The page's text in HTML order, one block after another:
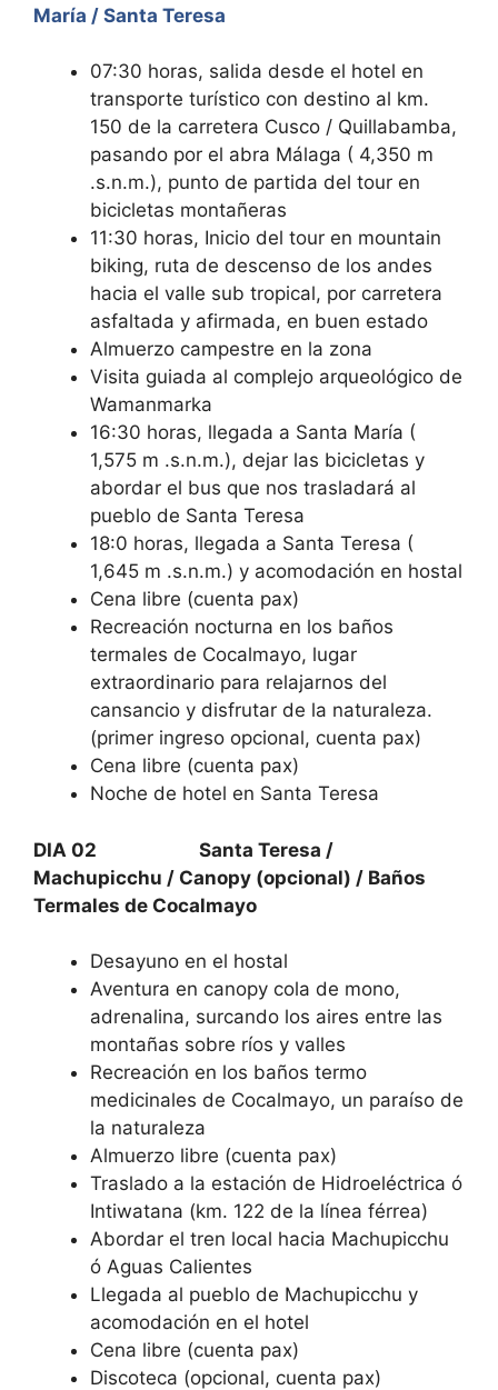
María / Santa Teresa
07:30 horas, salida desde el hotel en
transporte turístico con destino al km.
150 de la carretera Cusco / Quillabamba,
pasando por el abra Málaga ( 4,350 m
.s.n.m.), punto de partida del tour en
bicicletas montañeras
11:30 horas, Inicio del tour en mountain
biking, ruta de descenso de los andes
hacia el valle sub tropical, por carretera
asfaltada y afirmada, en buen estado
Almuerzo campestre en la zona
Visita guiada al complejo arqueológico de
Wamanmarka
16:30 horas, llegada a Santa María (
1,575 m .s.n.m.), dejar las bicicletas y
abordar el bus que nos trasladará al
pueblo de Santa Teresa
18:0 horas, llegada a Santa Teresa (
1,645 m .s.n.m.) y acomodación en hostal
Cena libre (cuenta pax)
Recreación nocturna en los baños
termales de Cocalmayo, lugar
extraordinario para relajarnos del
cansancio y disfrutar de la naturaleza.
(primer ingreso opcional, cuenta pax)
Cena libre (cuenta pax)
Noche de hotel en Santa Teresa
DIA 02 Santa Teresa /
Machupicchu / Canopy (opcional) / Baños
Termales de Cocalmayo
Desayuno en el hostal
Aventura en canopy cola de mono,
adrenalina, surcando los aires entre las
montañas sobre ríos y valles
Recreación en los baños termo
medicinales de Cocalmayo, un paraíso de
la naturaleza
Almuerzo libre (cuenta pax)
Traslado a la estación de Hidroeléctrica ó
Intiwatana (km. 122 de la línea férrea)
Abordar el tren local hacia Machupicchu
ó Aguas Calientes
Llegada al pueblo de Machupicchu y
acomodación en el hotel
Cena libre (cuenta pax)
Discoteca (opcional, cuenta pax)